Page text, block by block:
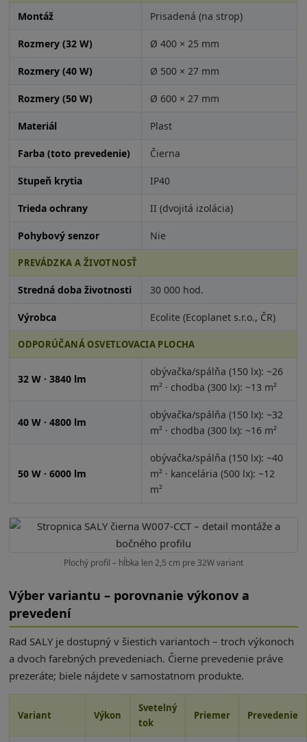
Montáž Prisadená (na strop)
Rozmery (32 W) Ø 400 × 25 mm
Rozmery (40 W) Ø 500 × 27 mm
Rozmery (50 W) Ø 600 × 27 mm
Materiál Plast
Farba (toto prevedenie) Čierna
Stupeň krytia IP40
Trieda ochrany II (dvojitá izolácia)
Pohybový senzor Nie
PREVÁDZKA A ŽIVOTNOSŤ
Stredná doba životnosti 30 000 hod.
Výrobca Ecolite (Ecoplanet s.r.o., ČR)
ODPORÚČANÁ OSVETĽOVACIA PLOCHA
32 W · 3840 lm
obývačka/spálňa (150 lx): ~26
m² · chodba (300 lx): ~13 m²
40 W · 4800 lm
obývačka/spálňa (150 lx): ~32
m² · chodba (300 lx): ~16 m²
50 W · 6000 lm
obývačka/spálňa (150 lx): ~40
m² · kancelária (500 lx): ~12
m²
Plochý profil – hĺbka len 2,5 cm pre 32W variant
Výber variantu – porovnanie výkonov a
prevedení
Rad SALY je dostupný v šiestich variantoch – troch výkonoch
a dvoch farebných prevedeniach. Čierne prevedenie práve
prezeráte; biele nájdete v samostatnom produkte.
Variant Výkon
Svetelný
tok
Priemer Prevedenie